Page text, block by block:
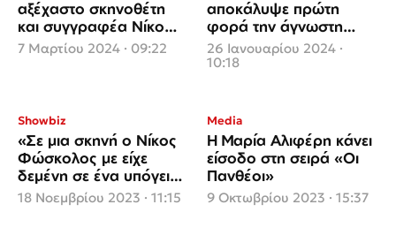
αξέχαστο σκηνοθέτη
και συγγραφέα Νίκο
Φώσκολο
7 Μαρτίου 2024 · 09:22
αποκάλυψε πρώτη
φορά την άγνωστη
σχέση με γνωστή
πρωταγωνίστρια
26 Ιανουαρίου 2024 ·
10:18
Showbiz
«Σε μια σκηνή ο Νίκος
Φώσκολος με είχε
δεμένη σε ένα υπόγειο,
ανάμεσα σε κομμένα
γυαλιά»
18 Νοεμβρίου 2023 · 11:15
Media
Η Μαρία Αλιφέρη κάνει
είσοδο στη σειρά «Οι
Πανθέοι»
9 Οκτωβρίου 2023 · 15:37